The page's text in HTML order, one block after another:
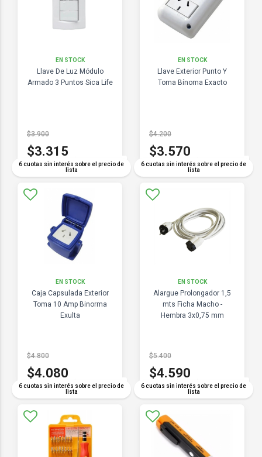
EN STOCK
Llave De Luz Módulo
Armado 3 Puntos Sica Life
6 cuotas sin interés sobre el precio de
lista
$3.900
$3.315
COMPARAR
EN STOCK
Llave Exterior Punto Y
Toma Bínoma Exacto
6 cuotas sin interés sobre el precio de
lista
$4.200
$3.570
COMPARAR
EN STOCK
Caja Capsulada Exterior
Toma 10 Amp Binorma
Exulta
6 cuotas sin interés sobre el precio de
lista
$4.800
$4.080
COMPARAR
EN STOCK
Alargue Prolongador 1,5
mts Ficha Macho -
Hembra 3x0,75 mm
6 cuotas sin interés sobre el precio de
lista
$5.400
$4.590
COMPARAR